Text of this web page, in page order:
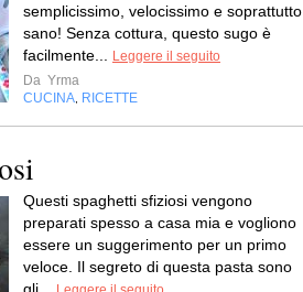
semplicissimo, velocissimo e soprattutto
sano! Senza cottura, questo sugo è
facilmente... Leggere il seguito
Da Yrma
CUCINA, RICETTE
Questi spaghetti sfiziosi vengono
preparati spesso a casa mia e vogliono
essere un suggerimento per un primo
veloce. Il segreto di questa pasta sono